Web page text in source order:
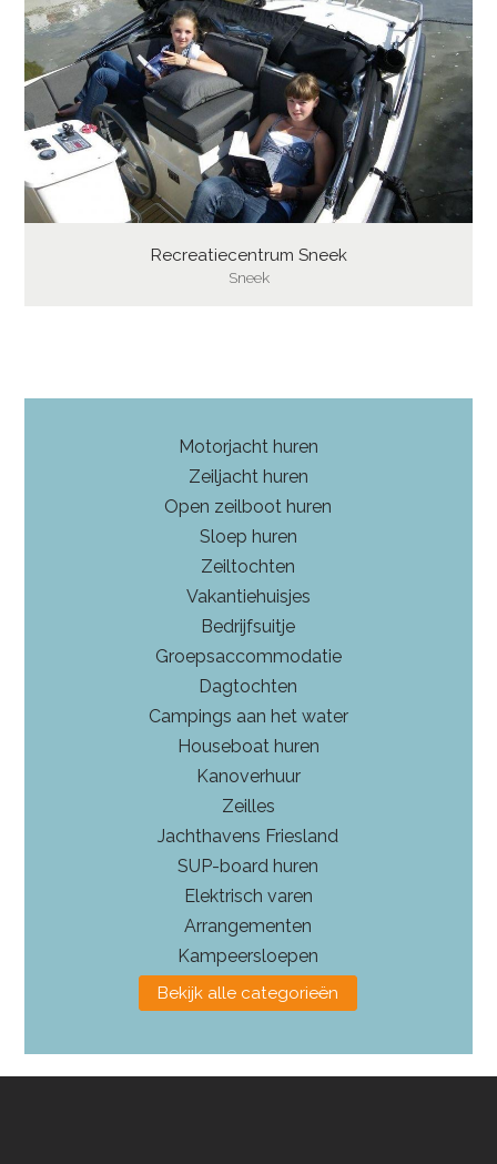
Recreatiecentrum Sneek
Sneek
Motorjacht huren
Zeiljacht huren
Open zeilboot huren
Sloep huren
Zeiltochten
Vakantiehuisjes
Bedrijfsuitje
Groepsaccommodatie
Dagtochten
Campings aan het water
Houseboat huren
Kanoverhuur
Zeilles
Jachthavens Friesland
SUP-board huren
Elektrisch varen
Arrangementen
Kampeersloepen
Bekijk alle categorieën